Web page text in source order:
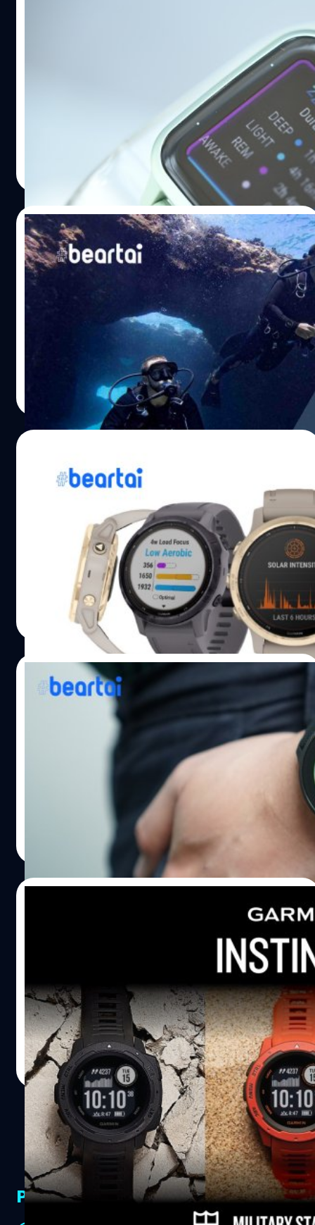
Garmin Health ผนึกกำลังวงการแพทย์ หนุน
Garmin หนึ่งในแบรนด์สมาร์ตวอตช์ของไทยได้จัดงาน
Garmin Health Envision 2022 ผนึกกำลังวงการแพทย์ ชวน
| 1363 days ago
13/11/2020
เอาใจนักดำน้ำ ! GARMIN เปิดตัว DESCENT
MK2 และ DESCENT T1 TRANSMITTER
นักดำน้ำห้ามพลาด งานนี้ GARMIN จัดหนักกับฟังก์ชันของ
DESCENT MK2 และ DESCENT T1 TRANSMITTER เพื่อนัก
ดำน้ำโดยเฉพาะ โดยแบไต๋ได้ประเมินจุดเด่นของทั้งสองดังนี้
Descent Mk2 และ Descent Mk2i ใช้งานได้นานกว่า 80
ชั่วโมงในโหมดดำน้ำและ 48 ชั่วโมงต่อเนื่องในโหมด GPS เพิ่ม
ประสิทธิภาพการดำน้ำด้วยการเชื่อมต่อ Garmin Connect
หรือ Garmin Dive จัดเก็บข้อมูลดำน้ำส่วนตัวได้สูงสุด 200
ไดฟ์ จัดเก็บเพลงได้มากกว่า 2,000 เพลง รวมทั้งเชื่อมต่อ
เทคโนโลยีคลื่นโซนาร์ (SubWave Sonar) ช่วยให้ผู้ใช้เนี่ยดู
ข้อมูลของแทงค์อากาศได้ถึง 5 แทงค์ ภายในรัศมี 10 เมตร
โดยไม่ต้องใช้สายวัดอากาศ…
Kamonporn suwannao| 2092 days ago
Garmin ถูก Ransomware โจมตี ต้องหยุด
สายพานผลิต รวมถึงปิดบริการต่าง ๆ ชั่วคราว
Garmin ผู้ผลิตอุปกรณ์สวมใส่และสมาร์ตวอตช์ได้ปิดบริการ
หลาย ๆ ส่วนลงเมื่อวันที่ 23 กรกฎาคมที่ผ่านมาเนื่องจากถูก
แฮกเกอร์โจมตีด้วย Ransomware โดยการล็อกไฟล์ระบบของ
บริษัทรวมถึงระบบของผลิตภัณฑ์ต่าง ๆ ซึ่งตอนนี้ Garmin
กำลังพยายามรับมือการโจมตีดังกล่าวด้วยการปิดหน้าเว็บไซต์
อย่างเป็นทางการ, ปิดบริการ Garmin Connect ซึ่งเป็นที่
บริการสำหรับ Sync ข้อมูลของผู้ใช้งาน รวมถึงสายพานผลิต
ในประเทศแถบเอเชียด้วย Garmin ได้อัปเดตสถานะบน
เว็บไซต์และบนทวิตเตอร์ว่าเนื่องจากสถานการณ์ในตอนนี้
ทำให้บริษัทไม่สามารถรับอีเมล, รับสายโทรศัพท์ และไม่สามา
รถแชตผ่านช่องทางออนไลน์กับลูกค้าได้ ซึ่งช่วงแรก
เหตุการณ์ไม่ได้ถูกเปิดเผยอย่างเป็นทางการทำให้ลูกค้าที่ใช้
บริการโดยเฉพาะ Garmin Connect ต้องปวดกันเป็นแถบ ๆ
เหมือนกัน เพราะไม่สามารถใช้งานได้ นอกจาก Garmin
Connect แล้ว Garmin บริการสำคัญอย่าง flyGarmin ก็ต้อง
ปิดตัวลงชั่วคราวทำให้นักบินที่อาศัยระบบ GPS ของ Garmin
ก็ไม่สามารถใช้งานได้เช่นเดียวกัน โดยนักบินบอกกับทาง
ZDNet ว่าพวกเขาไม่สามารถดาวน์โหลดฐานข้อมูลการบินของ
Garmin ในระบบนำทางของ Garmin ได้ ทำให้เกิดปัญหาใน
การจัดตารางบินพอสมควร ทาง ZDNet ได้ติดต่อไปยัง
Garmin แต่บริษัทปฏิเสธที่จะแสดงความคิดเห็นใด ๆ…
วัชรกุล พัฒนาประทีป | 2202 days ago
Read More
Garmin VENU สมาร์ตวอตช์สุดเท่สำหรับคน
ทุกแนวพร้อมฟีเจอร์จัดหนัก!
สำหรับคนที่กำลังมองหานาฬิกาสมาร์ตวอตช์ซักเรือน ปัจจุบัน
ก็มีหลากหลายค่ายผลิตออกมาให้เลือกซื้อ และ 1 ในนั้นคือ
Garmin ที่มี Smartwatch ออกมามากมายหลากหลายรุ่น ซึ่ง
ล่าสุด Garmin VENU ก็เป็นอีก 1 สมาร์ตวอตช์ที่หลายคนน่า
จะอยากเป็นเจ้าของกับฟีเจอร์หลายอย่างที่ตอบโจทย์คนรัก
สุขภาพแบบสุด ๆ จะมีอะไรบ้างมาดูกัน รูปลักษณ์ภายนอก
Garmin VENU เป็นนาฬิกาที่ถูกออกแบบมาไม่เหมือนกับ
นาฬิกาสายสปอร์ตทั่วไป โดยมีดีไซน์ที่เรียบหรู ดูดี มีขอบหน้า
ปัดที่ทำมาจากสแตนเลส พร้อมหน้าจอ AMOLED ขนาด 1.2
นิ้วที่มีความคมชัดค่อนข้างสูง และสายความกว้าง 20 มม. ใส่
ได้ทุกเพศทุกวัย โดยนอกจากหน้าปัดที่สามารถปัดเลื่อนบน
ล่างได้เหมือนหน้าจอสมาร์ตโฟนแล้ว ยังมีปุ่มด้านข้างอีก 2 ปุ่ม
สำหรับเป็นปุ่มกดเพื่อตกลง หรือยกเลิกได้ รวมไปถึงกดเพื่อ
เรียกแอปฯ หลักอย่าง หน้า Workout (ปุ่มบน) หรือการตั้งค่า
(ปุ่มล่าง) ก็ได้เช่นกัน ส่วนด้านหลังจะมีตัววัดชีพจร และช่อง
เสียบสายชาร์จ ซึ่งตัวสายเป็นแบบ Quick Release สามารถ
ปลดเพื่อเปลี่ยนสายได้ง่าย ไม่ยุ่งยาก นอกจากนี้ Garmin…
Totsapon Kritsadangphorn | 2464 days ago
“GARMIN Instinct” จีพีเอสมัลติสปอร์ตวอ
ทช์สายพันธุ์อึด ดีไซน์แกร่ง โดนใจสายแฟชั่น!!
บริษัท จีไอเอส จำกัด ตัวแทนจำหน่ายผลิตภัณฑ์ GARMIN ใน
ไทย เปิดตัว GARMIN Instinct จีพีเอสมัลติสปอร์ตวอทช์
(GPS Multisport) ออกแบบมาพิเศษเพื่อตอบโจทย์ไลฟ์สไตล์
ของสายลุย ดีไซน์โดนใจสายแฟชั่น ด้วยวัสดุที่เสริมความ
แข็งแกร่งทนทาน พร้อมลุยทุกสภาพแวดล้อม ทุกสภาพ
อากาศ และทุกแรงสั่นสะเทือน ผ่านการทดสอบมาตรฐานทาง
ทหารจาก U.S. military standard มีฟังก์ชันมัลติสปอร์ต
รองรับกีฬาหลากหลายประเภท สามารถวัดอัตราการเต้นของ
หัวใจ สำหรับกิจกรรมกลางแจ้ง และการออกกำลังกายทุกรูป
แบบได้ตลอด 24 ชั่วโมง เพื่อก้าวข้ามทุกข้อจำกัดในชีวิต
พร้อมลุยไปทุกกิจกรรม วางจำหน่ายพร้อมกันแล้ว GARMIN
Instinct น้ำหนักเบาเพียง 52 กรัม ทนทานทุกสถาณการณ์
ขนาดตัวเรือน 45 x 45 x 15.3 มิลลิเมตร ขนาดเส้นรอบวง 132
- 224 มิลลิเมตร ใช้สายซิลิโคนขนาด 22 มิลลิเมตร ซึ่งสามารถ
ถอดเปลี่ยนสายได้ โดยมีให้เลือก 3…
salinee tintumrong| 2793 days ago
Read More
PR Partners